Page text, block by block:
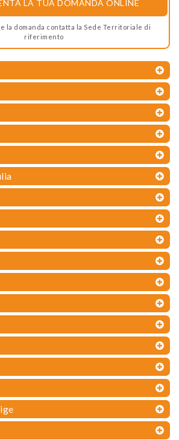
LA TUA DOMANDA ONLINE
la domanda contatta la Sede Territoriale di
riferimento